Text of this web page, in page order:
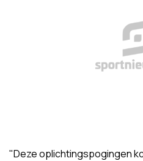
"Deze oplichtingspogingen